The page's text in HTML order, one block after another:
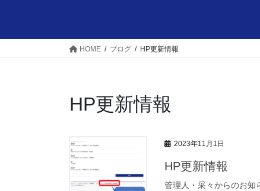
HOME ブログ HP更新情報
HP更新情報
2023年11月1日
HP更新情報
管理人・采々からのお